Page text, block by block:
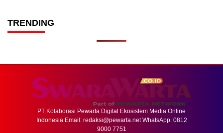
TRENDING
PT Kolaborasi Pewarta Digital Ekosistem Media Online
Indonesia Email: redaksi@pewarta.netWhatsApp: 0812
9000 7751